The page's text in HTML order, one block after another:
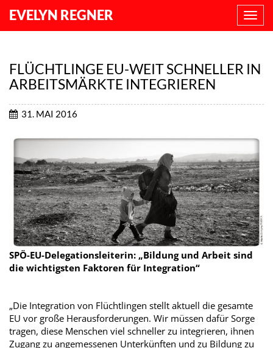
EVELYN REGNER
FLÜCHTLINGE EU-WEIT SCHNELLER IN
ARBEITSMÄRKTE INTEGRIEREN
31. MAI 2016
SPÖ-EU-Delegationsleiterin: „Bildung und Arbeit sind
die wichtigsten Faktoren für Integration“
„Die Integration von Flüchtlingen stellt aktuell die gesamte
EU vor große Herausforderungen. Wir müssen dafür Sorge
tragen, diese Menschen viel schneller zu integrieren, ihnen
Zugang zu angemessenen Unterkünften und zu Bildung zu